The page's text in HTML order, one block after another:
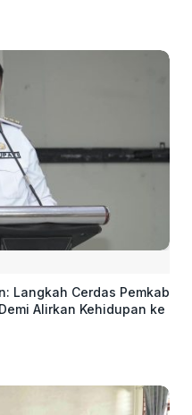
Langkah Cerdas Pemkab
Alirkan Kehidupan ke